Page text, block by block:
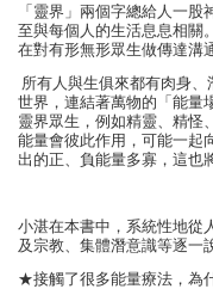
「靈界」兩個字總給人一
至與每個人的生活息息相關
在對有形無形眾生做傳達溝
所有人與生俱來都有肉身
世界，連結著萬物的「能量
靈界眾生，例如精靈、精怪
能量會彼此作用，可能一起
出的正、負能量多寡，這也
小湛在本書中，系統性地從
及宗教、集體潛意識等逐一
★接觸了很多能量療法，為